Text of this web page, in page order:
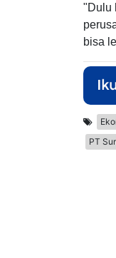
"Dulu
bisa
PT